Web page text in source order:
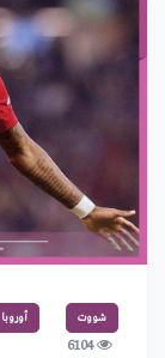
شووت أوروبا
6104